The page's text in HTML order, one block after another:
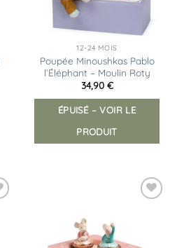
12-24 MOIS
Poupée Minoushkas Pablo
l’Éléphant – Moulin Roty
34,90 €
ÉPUISÉ – VOIR LE
PRODUIT